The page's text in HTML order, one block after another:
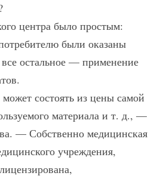
центра было простым:
были оказаны
остальное — применение
состоять из цены самой
материала и т. д., —
— Собственно медицинская
учреждения,